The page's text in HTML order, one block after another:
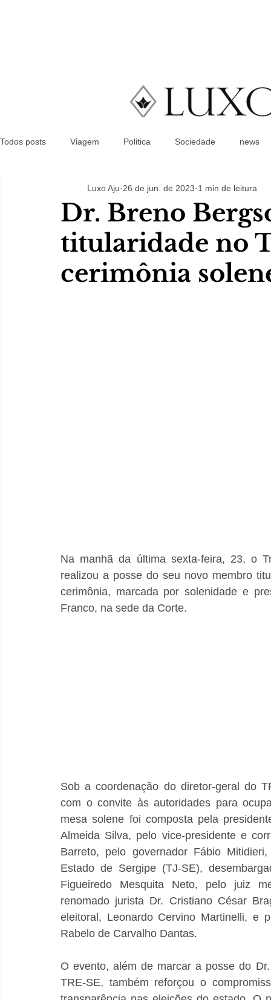
Todos posts Viagem Politica Sociedade news
Dr. Breno
titularidade no
cerimônia
Luxo Aju 26 de jun. de 2023 1 min de leitura
Na manhã da última sexta-feira, 23, o
realizou a posse do seu novo membro
cerimônia, marcada por solenidade e
Franco, na sede da Corte.
Sob a coordenação do diretor-geral do
com o convite às autoridades para
mesa solene foi composta pela
Almeida Silva, pelo vice-presidente e
Barreto, pelo governador Fábio
Estado de Sergipe (TJ-SE),
Figueiredo Mesquita Neto, pelo juiz
renomado jurista Dr. Cristiano César
eleitoral, Leonardo Cervino Martinelli, e
Rabelo de Carvalho Dantas.
O evento, além de marcar a posse do
TRE-SE, também reforçou o